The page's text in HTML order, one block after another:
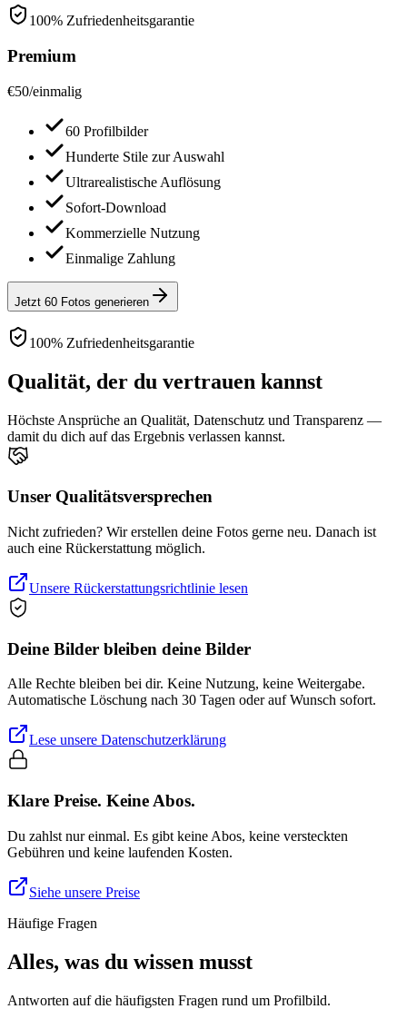
100% Zufriedenheitsgarantie
Premium
€50/einmalig
60 Profilbilder
Hunderte Stile zur Auswahl
Ultrarealistische Auflösung
Sofort-Download
Kommerzielle Nutzung
Einmalige Zahlung
Jetzt 60 Fotos generieren
100% Zufriedenheitsgarantie
Qualität, der du vertrauen kannst
Höchste Ansprüche an Qualität, Datenschutz und Transparenz —
damit du dich auf das Ergebnis verlassen kannst.
Unser Qualitätsversprechen
Nicht zufrieden? Wir erstellen deine Fotos gerne neu. Danach ist
auch eine Rückerstattung möglich.
Unsere Rückerstattungsrichtlinie lesen
Deine Bilder bleiben deine Bilder
Alle Rechte bleiben bei dir. Keine Nutzung, keine Weitergabe.
Automatische Löschung nach 30 Tagen oder auf Wunsch sofort.
Lese unsere Datenschutzerklärung
Klare Preise. Keine Abos.
Du zahlst nur einmal. Es gibt keine Abos, keine versteckten
Gebühren und keine laufenden Kosten.
Siehe unsere Preise
Häufige Fragen
Alles, was du wissen musst
Antworten auf die häufigsten Fragen rund um Profilbild.